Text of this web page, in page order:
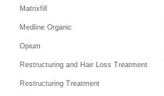
Matrixfill
Medline Organic
Opium
Restructuring and Hair Loss Treatment
Restructuring Treatment